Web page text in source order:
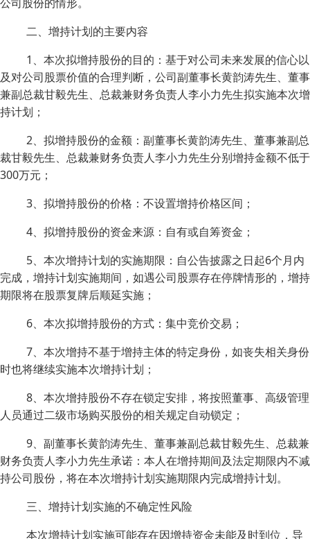
二、增持计划的主要内容
1、本次拟增持股份的目的：基于对公司未来发展的信心以
及对公司股票价值的合理判断，公司副董事长黄韵涛先生、董事
兼副总裁甘毅先生、总裁兼财务负责人李小力先生拟实施本次增
持计划；
2、拟增持股份的金额：副董事长黄韵涛先生、董事兼副总
裁甘毅先生、总裁兼财务负责人李小力先生分别增持金额不低于
300万元；
3、拟增持股份的价格：不设置增持价格区间；
4、拟增持股份的资金来源：自有或自筹资金；
5、本次增持计划的实施期限：自公告披露之日起6个月内
完成，增持计划实施期间，如遇公司股票存在停牌情形的，增持
期限将在股票复牌后顺延实施；
6、本次拟增持股份的方式：集中竞价交易；
7、本次增持不基于增持主体的特定身份，如丧失相关身份
时也将继续实施本次增持计划；
8、本次增持股份不存在锁定安排，将按照董事、高级管理
人员通过二级市场购买股份的相关规定自动锁定；
9、副董事长黄韵涛先生、董事兼副总裁甘毅先生、总裁兼
财务负责人李小力先生承诺：本人在增持期间及法定期限内不减
持公司股份，将在本次增持计划实施期限内完成增持计划。
三、增持计划实施的不确定性风险
本次增持计划实施可能存在因增持资金未能及时到位，导